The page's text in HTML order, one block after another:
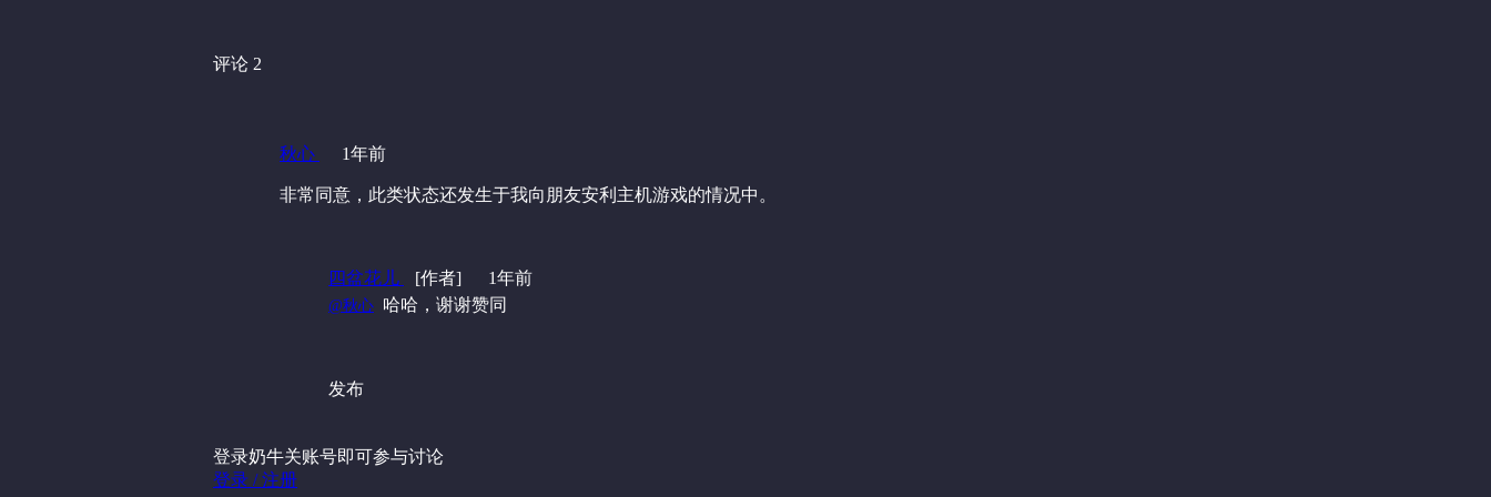
评论 2
秋心 1年前
非常同意，此类状态还发生于我向朋友安利主机游戏的情况中。
四盆花儿 [作者] 1年前
@秋心 ‍ 哈哈，谢谢赞同
发布
登录奶牛关账号即可参与讨论
登录 / 注册